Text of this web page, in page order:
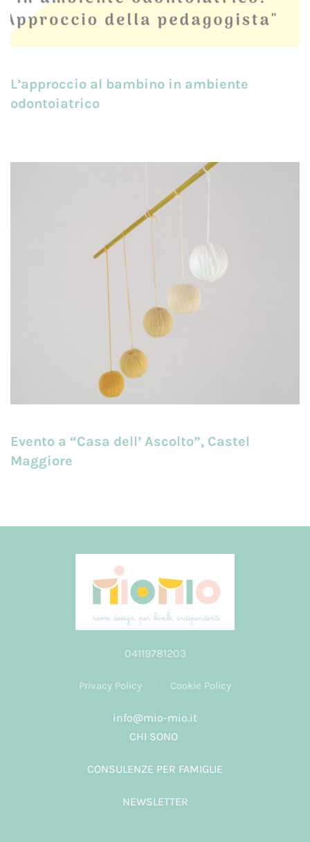
L’approccio al bambino in ambiente
odontoiatrico
Evento a “Casa dell’ Ascolto”, Castel
Maggiore
04119781203
Privacy Policy Cookie Policy
info@mio-mio.it
CHI SONO
CONSULENZE PER FAMIGLIE
NEWSLETTER